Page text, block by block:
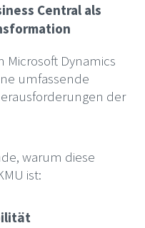
Central als
Dynamics
umfassende
der
warum diese
ist: